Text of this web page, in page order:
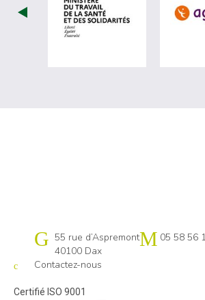
visiter les site
Cap emploi 40-64 Pays basque
55 rue d’Aspremont
40100 Dax
05 58 56
Contactez-nous
Certifié ISO 9001